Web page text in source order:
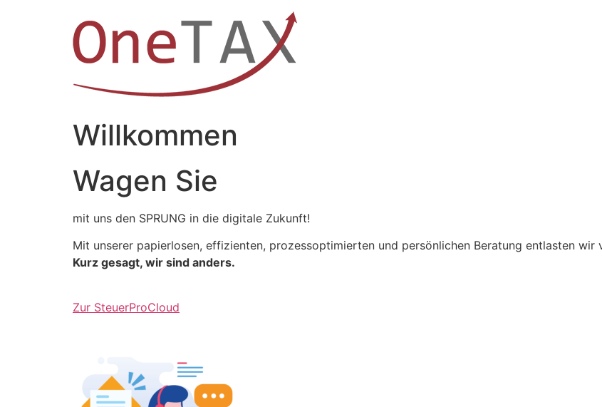
Willkommen
Wagen Sie
mit uns den SPRUNG in die digitale Zukunft!
Mit unserer papierlosen, effizienten, prozessoptimierten und persönlichen Beratung entlasten
Kurz gesagt, wir sind anders.
Zur SteuerProCloud